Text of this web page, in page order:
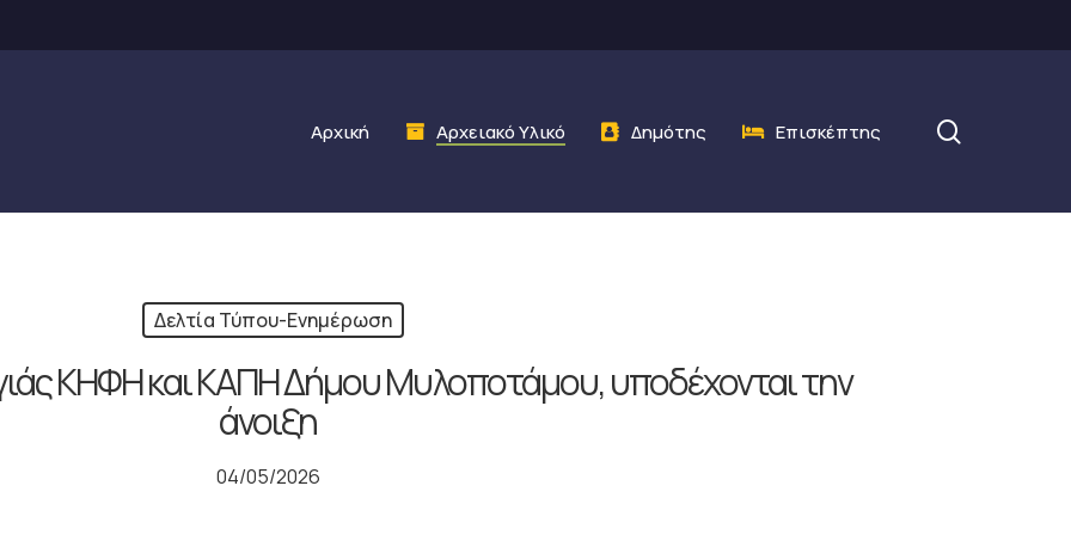
Αρχική Αρχειακό Υλικό Δημότης Επισκέπτης
Δελτία Τύπου-Ενημέρωση
ΚΗΦΗ και ΚΑΠΗ Δήμου Μυλοποτάμου, υποδέχονται την
άνοιξη
04/05/2026